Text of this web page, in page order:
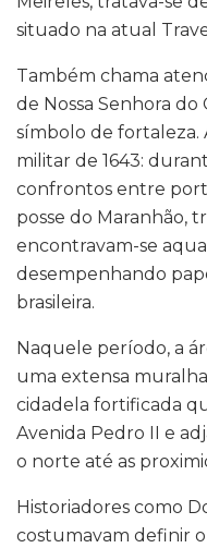
situado na atual
Também chama
de Nossa Senhora
símbolo de fortaleza.
militar de 1643:
confrontos entre
posse do Maranhão,
encontravam-se
desempenhando
brasileira.
Naquele período, a
uma extensa
cidadela fortificada
Avenida Pedro II e
o norte até as
Historiadores como
costumavam definir